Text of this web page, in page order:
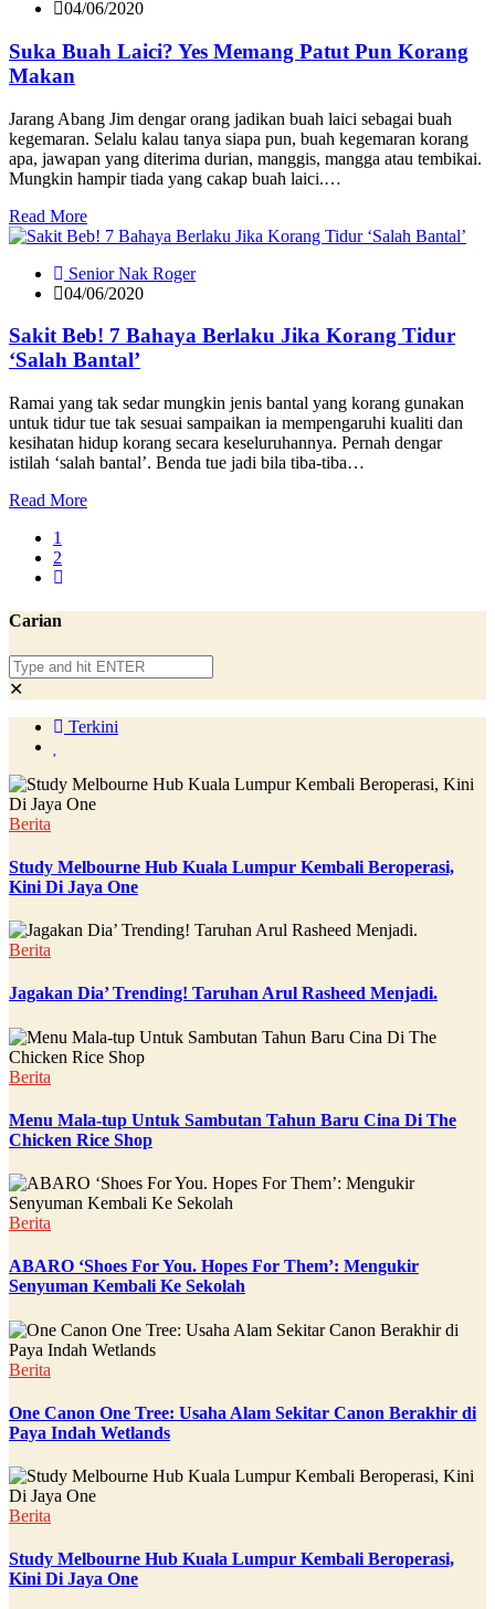
04/06/2020
Suka Buah Laici? Yes Memang Patut Pun Korang
Makan
Jarang Abang Jim dengar orang jadikan buah laici sebagai buah
kegemaran. Selalu kalau tanya siapa pun, buah kegemaran korang
apa, jawapan yang diterima durian, manggis, mangga atau tembikai.
Mungkin hampir tiada yang cakap buah laici.…
Read More
Senior Nak Roger
04/06/2020
Sakit Beb! 7 Bahaya Berlaku Jika Korang Tidur
‘Salah Bantal’
Ramai yang tak sedar mungkin jenis bantal yang korang gunakan
untuk tidur tue tak sesuai sampaikan ia mempengaruhi kualiti dan
kesihatan hidup korang secara keseluruhannya. Pernah dengar
istilah ‘salah bantal’. Benda tue jadi bila tiba-tiba…
Read More
1
2
Carian
✕
Terkini
Berita
Study Melbourne Hub Kuala Lumpur Kembali Beroperasi,
Kini Di Jaya One
Berita
Jagakan Dia’ Trending! Taruhan Arul Rasheed Menjadi.
Berita
Menu Mala-tup Untuk Sambutan Tahun Baru Cina Di The
Chicken Rice Shop
Berita
ABARO ‘Shoes For You. Hopes For Them’: Mengukir
Senyuman Kembali Ke Sekolah
Berita
One Canon One Tree: Usaha Alam Sekitar Canon Berakhir di
Paya Indah Wetlands
Berita
Study Melbourne Hub Kuala Lumpur Kembali Beroperasi,
Kini Di Jaya One